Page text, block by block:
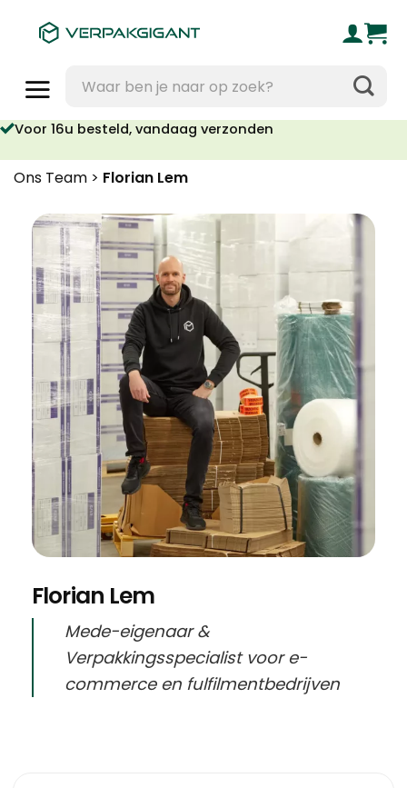
naar:
Voor 16u besteld, vandaag verzonden
Ons Team > Florian Lem
Florian Lem
Mede-eigenaar &
Verpakkingsspecialist voor e-
commerce en fulfilmentbedrijven